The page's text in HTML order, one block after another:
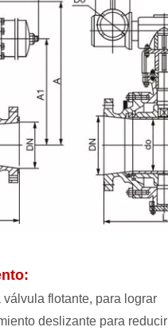
flotante, para lograr
deslizante para reducir